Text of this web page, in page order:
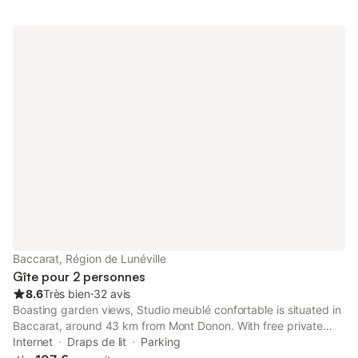
Baccarat, Région de Lunéville
Gîte pour 2 personnes
8.6Très bien⋅32 avis
Boasting garden views, Studio meublé confortable is situated in
Baccarat, around 43 km from Mont Donon. With free private
parking, the property is 42 km from Epinal Train Station and 40
Internet Draps de lit
Parking